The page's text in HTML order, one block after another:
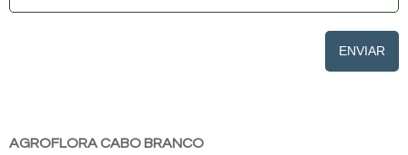
ENVIAR
AGROFLORA CABO BRANCO